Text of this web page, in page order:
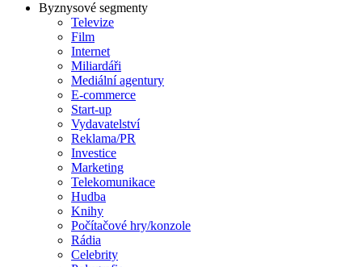
Byznysové segmenty
Televize
Film
Internet
Miliardáři
Mediální agentury
E-commerce
Start-up
Vydavatelství
Reklama/PR
Investice
Marketing
Telekomunikace
Hudba
Knihy
Počítačové hry/konzole
Rádia
Celebrity